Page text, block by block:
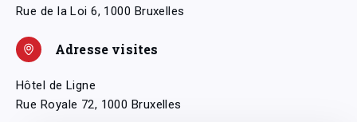
Rue de la Loi 6, 1000 Bruxelles
Adresse visites
Hôtel de Ligne
Rue Royale 72, 1000 Bruxelles